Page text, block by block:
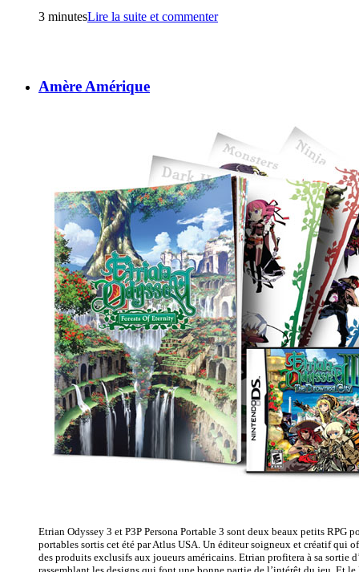
3 minutesLire la suite et commenter
Amère Amérique
Etrian Odyssey 3 et P3P Persona Portable 3 sont deux beaux petits RPG
portables sortis cet été par Atlus USA. Un éditeur soigneux et créatif qui
des produits exclusifs aux joueurs américains. Etrian profitera à sa sortie